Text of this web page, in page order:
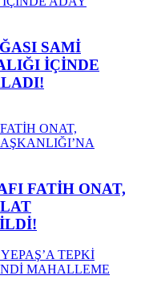
SAMİ
İÇİNDE
FATİH ONAT,